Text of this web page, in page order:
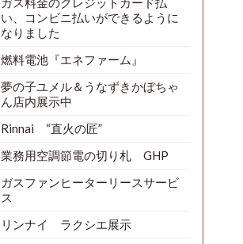
い、コンビニ払いができるように
なりました
燃料電池『エネファーム』
夢の子ユメル＆うなずきかぼちゃ
ん店内展示中
Rinnai “直火の匠”
業務用空調節電の切り札 GHP
ガスファンヒーターリースサービ
ス
リンナイ ラクシエ展示